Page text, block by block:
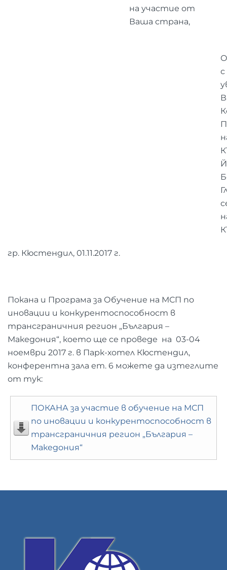
на участие от
Ваша страна,
с
гр. Кюстендил, 01.11.2017 г.
Покана и Програма за Обучение на МСП по
иновации и конкурентоспособност в
трансграничния регион „България –
Македония“, което ще се проведе на 03-04
ноември 2017 г. в Парк-хотел Кюстендил,
конферентна зала ет. 6 можете да изтеглите
от тук:
ПОКАНА за участие в обучение на МСП
по иновации и конкурентоспособност в
трансграничния регион „България –
Македония“